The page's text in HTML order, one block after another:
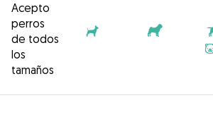
Acepto
perros
de todos
los
tamaños